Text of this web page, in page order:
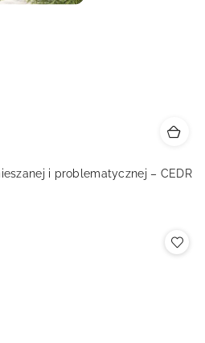
i problematycznej – CEDR